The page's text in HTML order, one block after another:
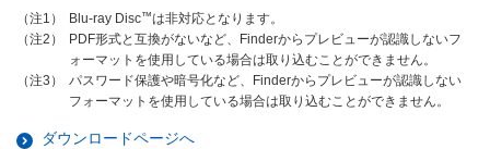
（注1） Blu-ray Disc™は非対応となります。
（注2）
PDF形式と互換がないなど、Finderからプレビューが認識しないフ
ォーマットを使用している場合は取り込むことができません。
（注3）
パスワード保護や暗号化など、Finderからプレビューが認識しない
フォーマットを使用している場合は取り込むことができません。
ダウンロードページへ